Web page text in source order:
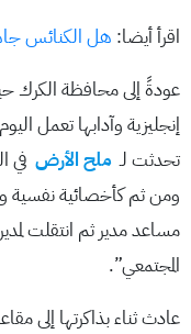
اقرأ أيضا: هل الكنائس
عودةً إلى محافظة الكرك
إنجليزية وآدابها تعمل
تحدثت لـ ملح الأرض في
ومن ثم كأخصائية نفسية
مساعد مدير ثم انتقلت
المجتمعي”.
عادث ثناء بذاكرتها إلى